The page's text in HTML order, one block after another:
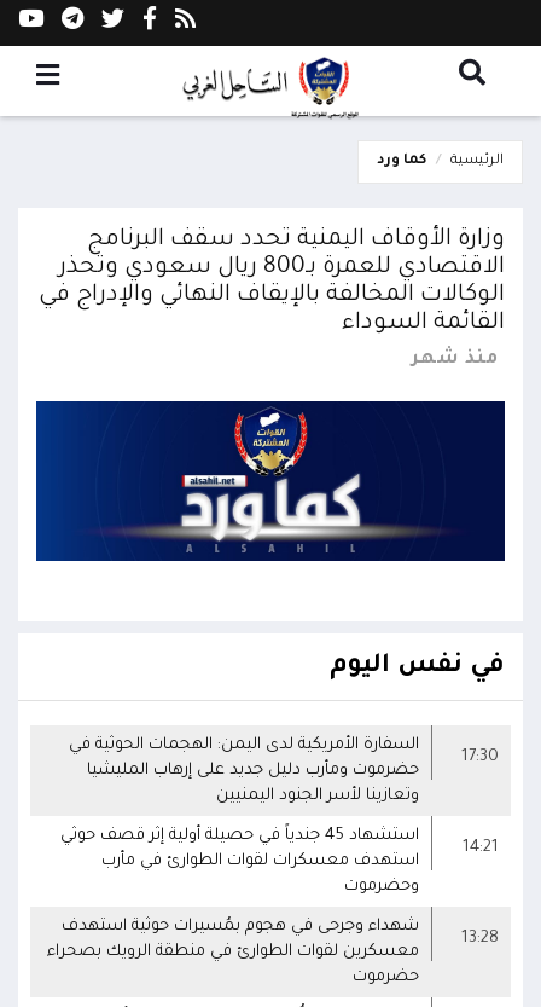
الرئيسية كما ورد
وزارة الأوقاف اليمنية تحدد سقف البرنامج
الاقتصادي للعمرة بـ800 ريال سعودي وتحذر
الوكالات المخالفة بالإيقاف النهائي والإدراج في
القائمة السوداء
منذ شهر
في نفس اليوم
17:30
السفارة الأمريكية لدى اليمن: الهجمات الحوثية في
حضرموت ومأرب دليل جديد على إرهاب المليشيا
وتعازينا لأسر الجنود اليمنيين
14:21
استشهاد 45 جندياً في حصيلة أولية إثر قصف حوثي
استهدف معسكرات لقوات الطوارئ في مأرب
وحضرموت
13:28
شهداء وجرحى في هجوم بمُسيرات حوثية استهدف
معسكرين لقوات الطوارئ في منطقة الرويك بصحراء
حضرموت